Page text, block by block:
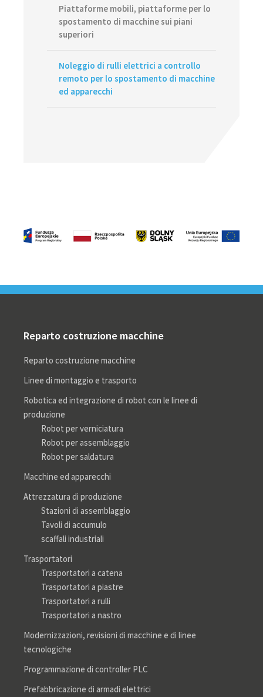
Piattaforme mobili, piattaforme per lo
spostamento di macchine sui piani
superiori
Noleggio di rulli elettrici a controllo
remoto per lo spostamento di macchine
ed apparecchi
Reparto costruzione macchine
Reparto costruzione macchine
Linee di montaggio e trasporto
Robotica ed integrazione di robot con le linee di
produzione
Robot per verniciatura
Robot per assemblaggio
Robot per saldatura
Macchine ed apparecchi
Attrezzatura di produzione
Stazioni di assemblaggio
Tavoli di accumulo
scaffali industriali
Trasportatori
Trasportatori a catena
Trasportatori a piastre
Trasportatori a rulli
Trasportatori a nastro
Modernizzazioni, revisioni di macchine e di linee
tecnologiche
Programmazione di controller PLC
Prefabbricazione di armadi elettrici